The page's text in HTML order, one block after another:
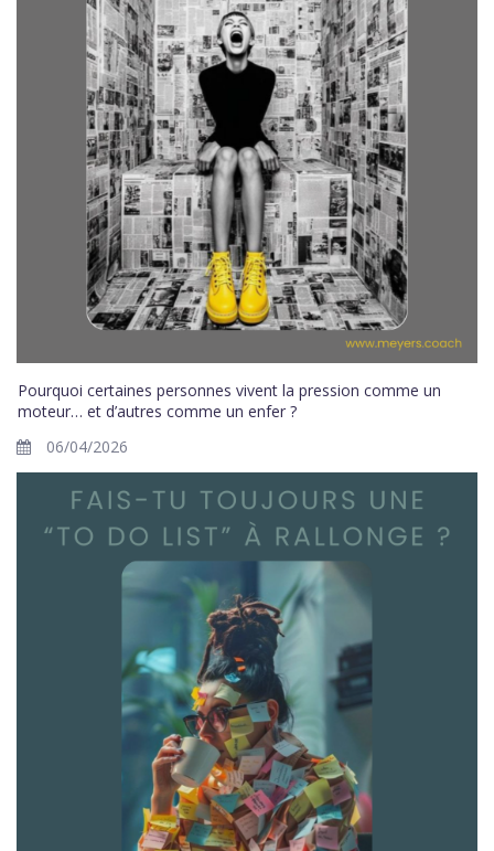
Pourquoi certaines personnes vivent la pression comme un
moteur… et d’autres comme un enfer ?
06/04/2026